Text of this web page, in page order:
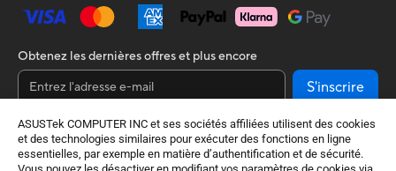
ASUSTek COMPUTER INC et ses sociétés affiliées utilisent des cookies
et des technologies similaires pour exécuter des fonctions en ligne
essentielles, par exemple en matière d’authentification et de sécurité.
Obtenez les dernières offres et plus encore
S'inscrire